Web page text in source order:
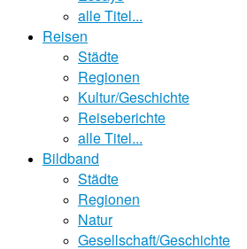
alle Titel...
Reisen
Städte
Regionen
Kultur/Geschichte
Reiseberichte
alle Titel...
Bildband
Städte
Regionen
Natur
Gesellschaft/Geschichte